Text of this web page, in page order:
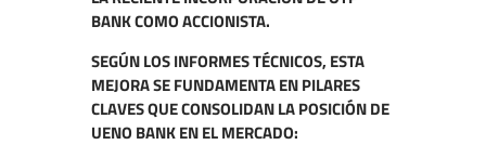
BANK COMO ACCIONISTA.
SEGÚN LOS INFORMES TÉCNICOS, ESTA
MEJORA SE FUNDAMENTA EN PILARES
CLAVES QUE CONSOLIDAN LA POSICIÓN DE
UENO BANK EN EL MERCADO: